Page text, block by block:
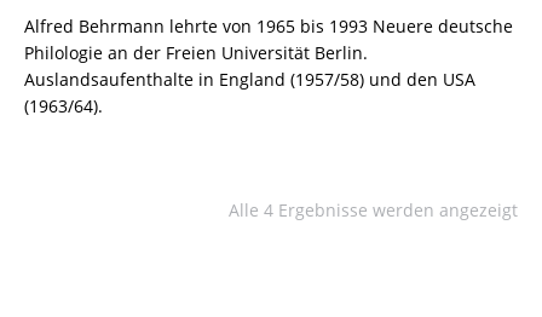
Alfred Behrmann lehrte von 1965 bis 1993 Neuere deutsche
Philologie an der Freien Universität Berlin.
Auslandsaufenthalte in England (1957/58) und den USA
(1963/64).
Alle 4 Ergebnisse werden angezeigt